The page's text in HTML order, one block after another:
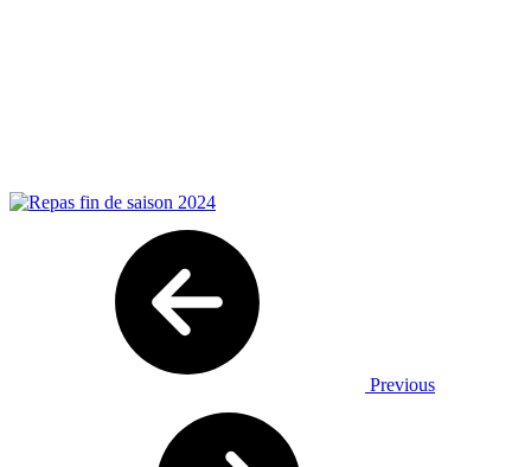
Previous